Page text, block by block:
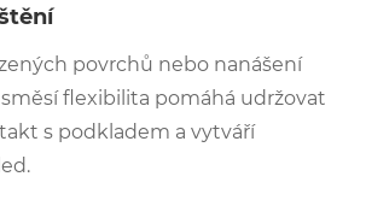
povrchů nebo nanášení
flexibilita pomáhá udržovat
s podkladem a vytváří